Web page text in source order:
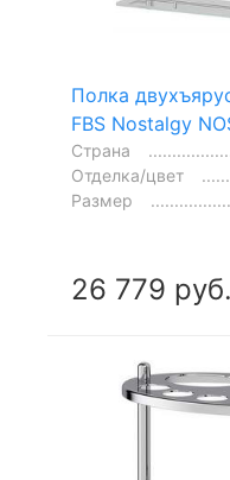
Полка
FBS Nostalgy
Страна
Отделка/цвет
Размер
26 779 руб.